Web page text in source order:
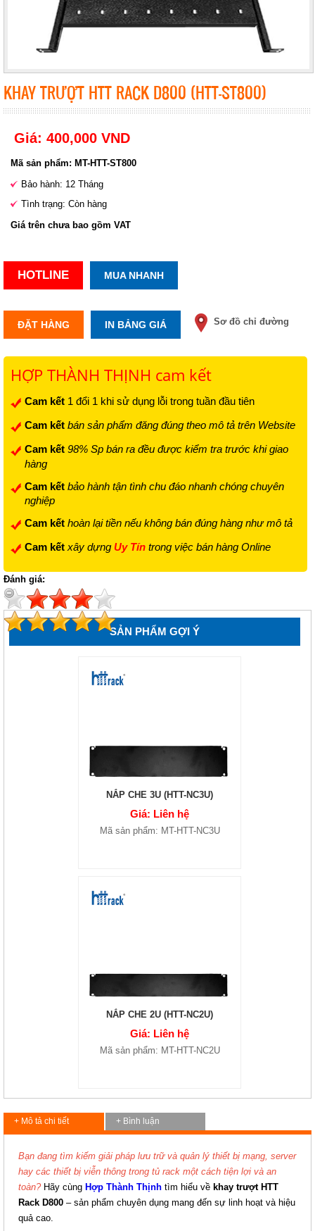
KHAY TRƯỢT HTT RACK D800 (HTT-ST800)
Giá: 400,000 VND
Mã sản phẩm: MT-HTT-ST800
Bảo hành: 12 Tháng
Tình trạng: Còn hàng
Giá trên chưa bao gồm VAT
HOTLINE MUA NHANH
ĐẶT HÀNG IN BẢNG GIÁ Sơ đồ chỉ đường
HỢP THÀNH THỊNH cam kết
Cam kết 1 đổi 1 khi sử dụng lỗi trong tuần đầu tiên
Cam kết bán sản phẩm đăng đúng theo mô tả trên Website
Cam kết 98% Sp bán ra đều được kiểm tra trước khi giao
hàng
Cam kết bảo hành tận tình chu đáo nhanh chóng chuyên
nghiệp
Cam kết hoàn lại tiền nếu không bán đúng hàng như mô tả
Cam kết xây dựng Uy Tín trong việc bán hàng Online
Đánh giá:
SẢN PHẨM GỢI Ý
NẮP CHE 3U (HTT-NC3U)
Giá: Liên hệ
Mã sản phẩm: MT-HTT-NC3U
NẮP CHE 2U (HTT-NC2U)
Giá: Liên hệ
Mã sản phẩm: MT-HTT-NC2U
+ Mô tả chi tiết + Bình luận
Bạn đang tìm kiếm giải pháp lưu trữ và quản lý thiết bị mạng, server
hay các thiết bị viễn thông trong tủ rack một cách tiện lợi và an
toàn?Hãy cùng Hợp Thành Thịnh tìm hiểu về khay trượt HTT
Rack D800 – sản phẩm chuyên dụng mang đến sự linh hoạt và hiệu
quả cao.